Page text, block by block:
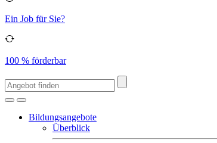
Ein Job für Sie?
100 % förderbar
Bildungsangebote
Überblick